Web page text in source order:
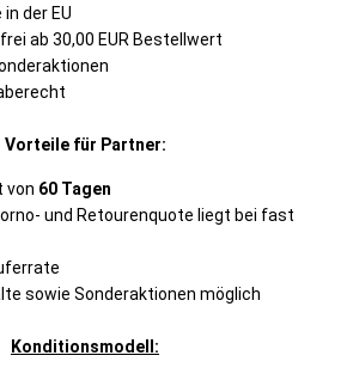
der EU
ab 30,00 EUR Bestellwert
Vorteile für Partner:
von 60 Tagen
und Retourenquote liegt bei fast
sowie Sonderaktionen möglich
Konditionsmodell: